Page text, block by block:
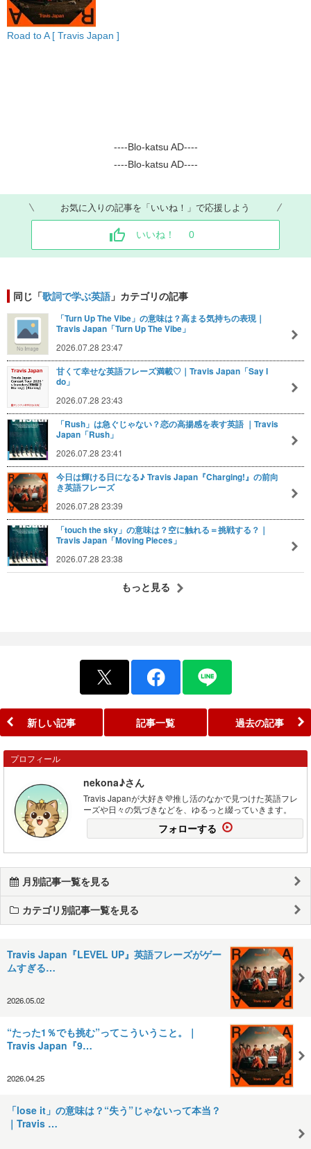
Road to A [ Travis Japan ]
----Blo-katsu AD----
----Blo-katsu AD----
お気に入りの記事を「いいね！」で応援しよう
いいね！ 0
同じ「歌詞で学ぶ英語 」カテゴリの記事
「Turn Up The Vibe」の意味は？高まる気持ちの表現｜
Travis Japan「Turn Up The Vibe」
2026.07.28 23:47
甘くて幸せな英語フレーズ満載♡｜Travis Japan「Say I
do」
2026.07.28 23:43
「Rush」は急ぐじゃない？恋の高揚感を表す英語 ｜Travis
Japan「Rush」
2026.07.28 23:41
今日は輝ける日になる♪ Travis Japan『Charging!』の前向
き英語フレーズ
2026.07.28 23:39
「touch the sky」の意味は？空に触れる＝挑戦する？｜
Travis Japan「Moving Pieces」
2026.07.28 23:38
もっと見る
新しい記事 記事一覧 過去の記事
プロフィール
nekona♪さん
Travis Japanが大好き💜推し活のなかで見つけた英語フレ
ーズや日々の気づきなどを、ゆるっと綴っていきます。
フォローする
月別記事一覧を見る
カテゴリ別記事一覧を見る
Travis Japan『LEVEL UP』英語フレーズがゲー
ムすぎる…
2026.05.02
“たった1％でも挑む”ってこういうこと。｜
Travis Japan『9…
2026.04.25
「lose it」の意味は？“失う”じゃないって本当？
｜Travis …